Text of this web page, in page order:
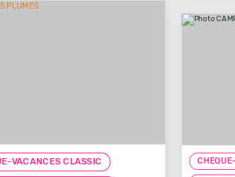
VACANCES CLASSIC